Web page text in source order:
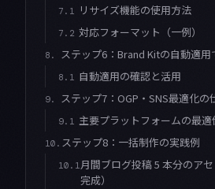
7.1 リサイズ機能の使用方法
7.2 対応フォーマット（一例）
8. ステップ6：Brand Kitの自動適用
8.1 自動適用の確認と活用
9. ステップ7：OGP・SNS最適化の
9.1 主要プラットフォームの最適
10. ステップ8：一括制作の実践例
10.1月間ブログ投稿 5 本分のア
完成）